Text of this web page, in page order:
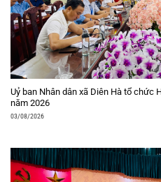
Uỷ ban Nhân dân xã Diên Hà tổ chức
năm 2026
03/08/2026